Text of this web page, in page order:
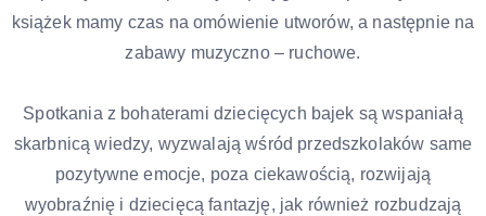
książek mamy czas na omówienie utworów, a następnie na
zabawy muzyczno – ruchowe.
Spotkania z bohaterami dziecięcych bajek są wspaniałą
skarbnicą wiedzy, wyzwalają wśród przedszkolaków same
pozytywne emocje, poza ciekawością, rozwijają
wyobraźnię i dziecięcą fantazję, jak również rozbudzają